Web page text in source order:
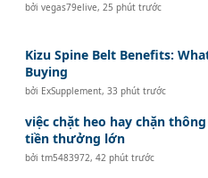
bởivegas79elive, 25 phút trước
Kizu Spine Belt Benefits:
Buying
bởi ExSupplement,33 phút trước
việc chặt heo hay chặn
tiền thưởng lớn
bởitm5483972,42 phút trước